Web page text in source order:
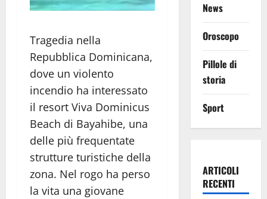
Tragedia nella
Repubblica Dominicana,
dove un violento
incendio ha interessato
il resort Viva Dominicus
Beach di Bayahibe, una
delle più frequentate
strutture turistiche della
zona. Nel rogo ha perso
la vita una giovane
News
Oroscopo
Pillole di
storia
Sport
ARTICOLI
RECENTI